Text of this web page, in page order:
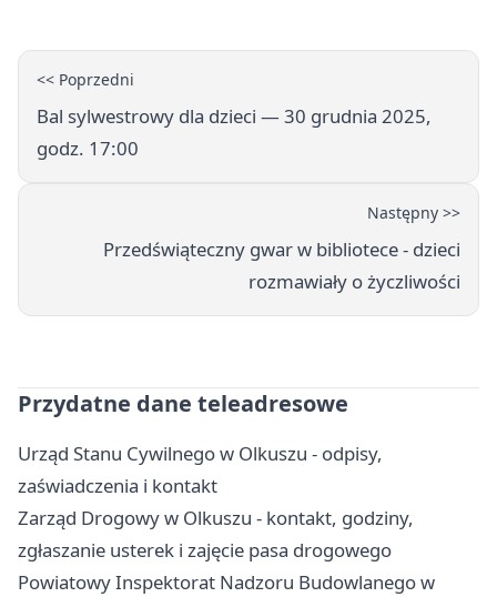
<< Poprzedni
Bal sylwestrowy dla dzieci — 30 grudnia 2025,
godz. 17:00
Następny >>
Przedświąteczny gwar w bibliotece - dzieci
rozmawiały o życzliwości
Przydatne dane teleadresowe
Urząd Stanu Cywilnego w Olkuszu - odpisy,
zaświadczenia i kontakt
Zarząd Drogowy w Olkuszu - kontakt, godziny,
zgłaszanie usterek i zajęcie pasa drogowego
Powiatowy Inspektorat Nadzoru Budowlanego w